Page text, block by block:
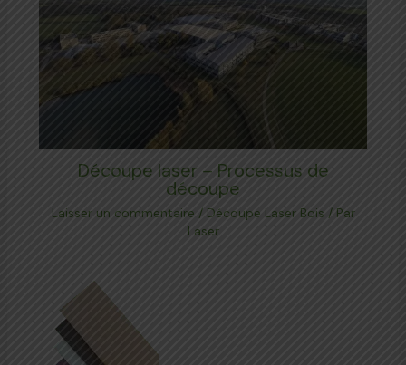
Découpe laser – Processus de
découpe
Laisser un commentaire / Découpe Laser Bois / Par
Laser